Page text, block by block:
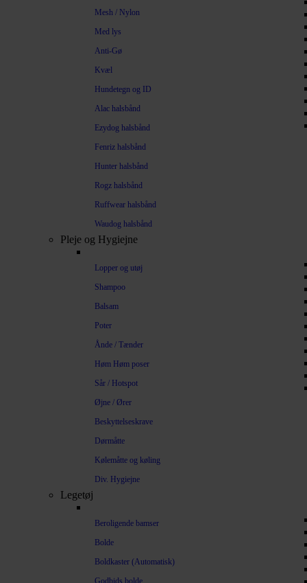
Mesh / Nylon
Med lys
Anti-Gø
Kvæl
Hundetegn og ID
Alac halsbånd
Ezydog halsbånd
Fenriz halsbånd
Hunter halsbånd
Rogz halsbånd
Ruffwear halsbånd
Waudog halsbånd
Pleje og Hygiejne
Lopper og utøj
Shampoo
Balsam
Poter
Ånde / Tænder
Høm Høm poser
Sår / Hotspot
Øjne / Ører
Beskyttelseskrave
Dørmåtte
Kølemåtte og køling
Div. Hygiejne
Legetøj
Beroligende bamser
Bolde
Boldkaster (Automatisk)
Godbids bolde